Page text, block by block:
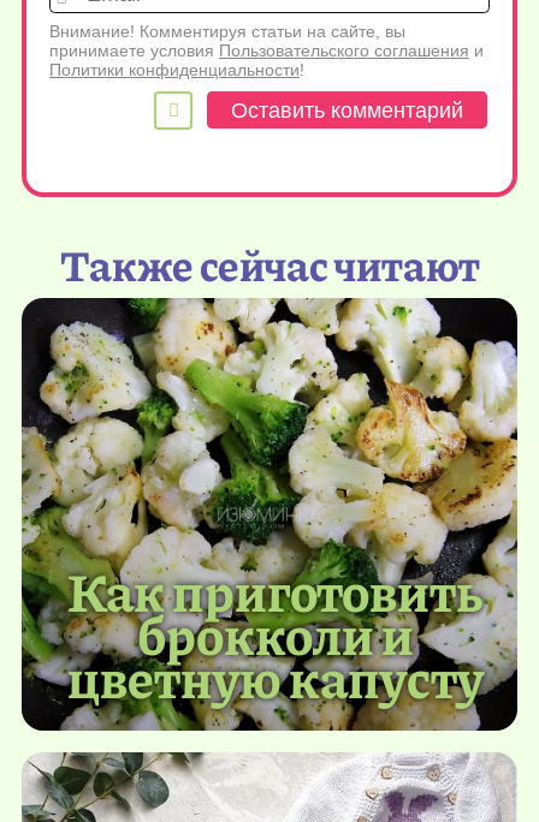
Внимание! Комментируя статьи на сайте, вы
принимаете условия Пользовательского соглашения и
Политики конфиденциальности!
Также сейчас читают
Как приготовить
брокколи и
цветную капусту